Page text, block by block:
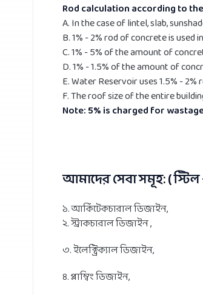
Rod calculation according to
A. In the case of lintel, slab,
B. 1% - 2% rod of concrete is used
C. 1% - 5% of the amount of
D. 1% - 1.5% of the amount of
E. Water Reservoir uses 1.5% -
F. The roof size of the entire
Note: 5% is charged for
আমাদের সেবা সমূহ: (
১. আর্কিটেকচারাল ডিজাইন,
২. স্ট্রাকচারাল ডিজাইন ,
৩. ইলেক্ট্রিক্যাল ডিজাইন,
৪. প্লাম্বিং ডিজাইন,